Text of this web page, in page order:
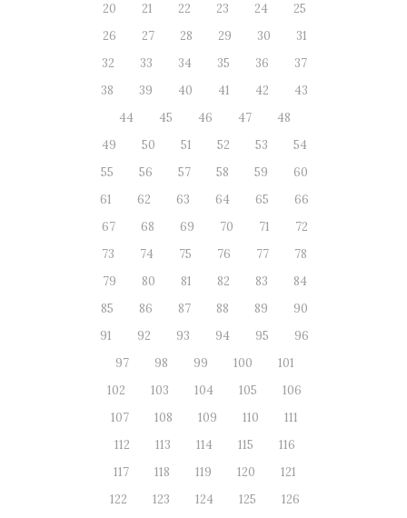
20
21 22 23 24
25
26
27 28 29 30
31
32
33 34 35 36
37
38
39 40 41 42
43
44
45 46 47
48
49
50 51 52 53
54
55
56 57 58 59
60
61
62 63 64 65
66
67
68 69 70 71
72
73
74 75 76 77
78
79
80 81 82 83
84
85
86 87 88 89
90
91
92 93 94 95
96
97
98 99 100
101
102
103 104 105
106
107
108 109 110
111
112
113 114 115
116
117
118 119 120
121
122
123 124 125
126